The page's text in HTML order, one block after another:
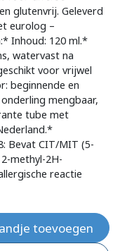
glutenvrij. Geleverd
eurolog –
Inhoud: 120 ml.*
watervast na
voor vrijwel
beginnende en
mengbaar,
tube met
Bevat CIT/MIT (5-
methyl-2H-
reactie
toevoegen